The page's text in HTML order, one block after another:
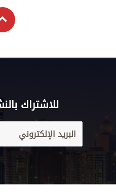
للاشتراك